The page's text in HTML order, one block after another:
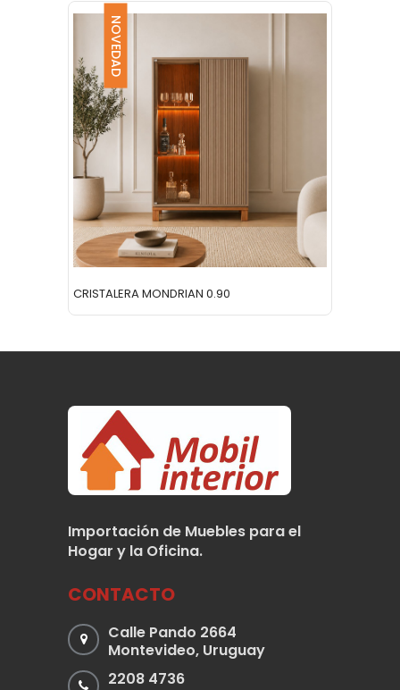
NOVEDAD
CRISTALERA MONDRIAN 0.90
Importación de Muebles para el
Hogar y la Oficina.
CONTACTO
Calle Pando 2664
Montevideo, Uruguay
2208 4736